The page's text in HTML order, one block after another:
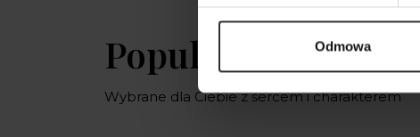
Odmowa
Popularne produkty
Wybrane dla Ciebie z sercem i charakterem